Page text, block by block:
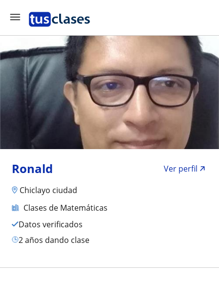
Ronald
Ver perfil
Chiclayo ciudad
Clases de Matemáticas
Datos verificados
2 años dando clase